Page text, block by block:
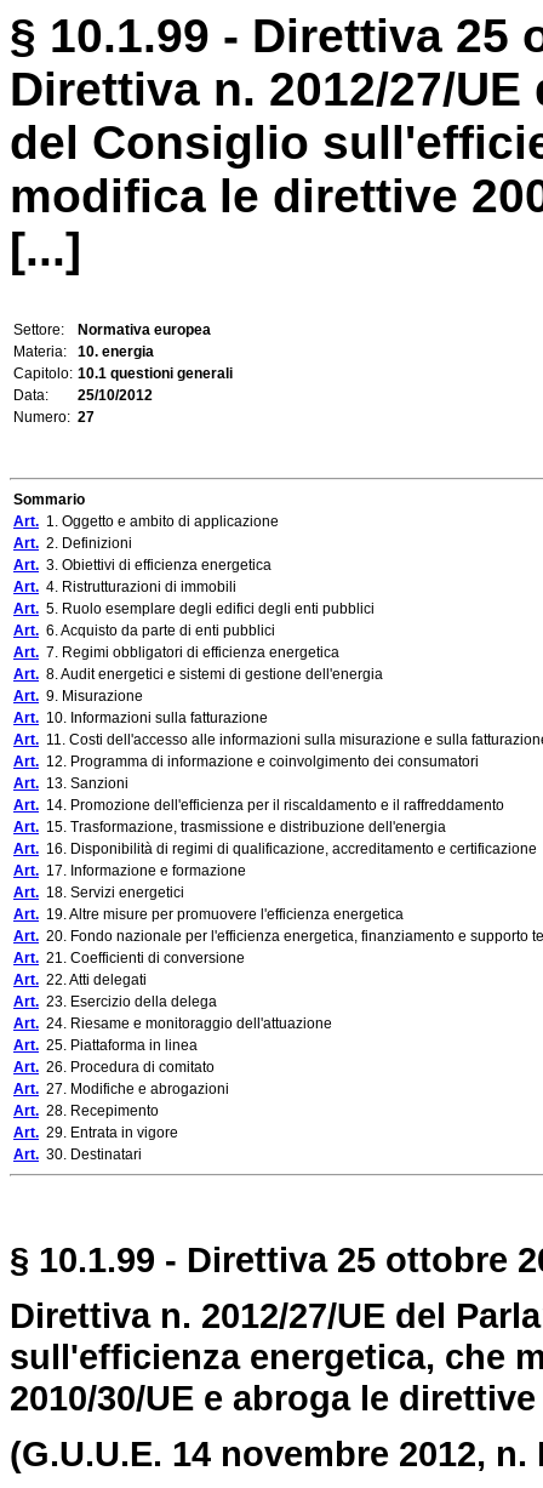
§ 10.1.99 - Direttiva 25
Direttiva n. 2012/27/
del Consiglio
modifica le direttive
[...]
Settore:
Normativa europea
Materia:
10. energia
Capitolo: 10.1 questioni generali
Data:
25/10/2012
Numero: 27
Sommario
Art. 1. Oggetto e ambito di applicazione
Art. 2. Definizioni
Art. 3. Obiettivi di efficienza energetica
Art. 4. Ristrutturazioni di immobili
Art. 5. Ruolo esemplare degli edifici degli enti pubblici
Art. 6. Acquisto da parte di enti pubblici
Art. 7. Regimi obbligatori di efficienza energetica
Art. 8. Audit energetici e sistemi di gestione dell'energia
Art. 9. Misurazione
Art. 10. Informazioni sulla fatturazione
Art. 11. Costi dell'accesso alle informazioni sulla misurazione e sulla
Art. 12. Programma di informazione e coinvolgimento dei consumatori
Art. 13. Sanzioni
Art. 14. Promozione dell'efficienza per il riscaldamento e il raffreddamento
Art. 15. Trasformazione, trasmissione e distribuzione dell'energia
Art. 16. Disponibilità di regimi di qualificazione, accreditamento e certificazione
Art. 17. Informazione e formazione
Art. 18. Servizi energetici
Art. 19. Altre misure per promuovere l'efficienza energetica
Art. 20. Fondo nazionale per l'efficienza energetica, finanziamento e supporto
Art. 21. Coefficienti di conversione
Art. 22. Atti delegati
Art. 23. Esercizio della delega
Art. 24. Riesame e monitoraggio dell'attuazione
Art. 25. Piattaforma in linea
Art. 26. Procedura di comitato
Art. 27. Modifiche e abrogazioni
Art. 28. Recepimento
Art. 29. Entrata in vigore
Art. 30. Destinatari
§ 10.1.99 - Direttiva 25 ottobre
Direttiva n. 2012/27/UE del
sull'efficienza energetica, che
2010/30/UE e abroga le direttive
(G.U.U.E. 14 novembre 2012, n.